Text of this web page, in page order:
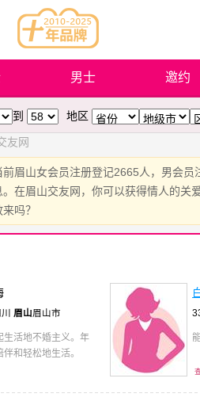
男士 邀约
到 地区
友网
眉山女会员注册登记2665人，男会
在眉山交友网，你可以获得情人的
吗？
眉山眉山市
生活地不婚主义。年
和轻松地生活。